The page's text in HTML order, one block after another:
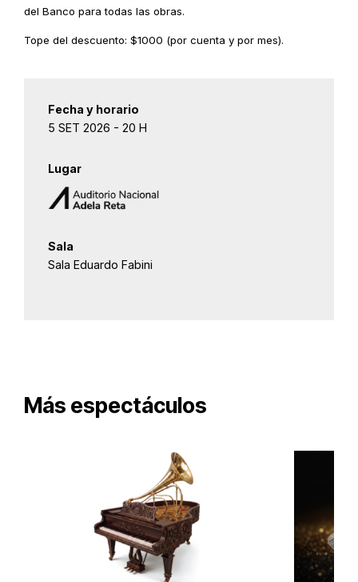
del Banco para todas las obras.
Tope del descuento: $1000 (por cuenta y por mes).
Fecha y horario
5 SET 2026 - 20 H
Lugar
Sala
Sala Eduardo Fabini
Más espectáculos